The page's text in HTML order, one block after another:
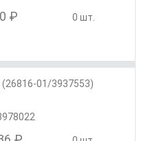
₽ 0 шт.
01/3937553)